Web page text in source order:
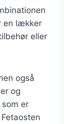
en lækker
eller
også
og
er